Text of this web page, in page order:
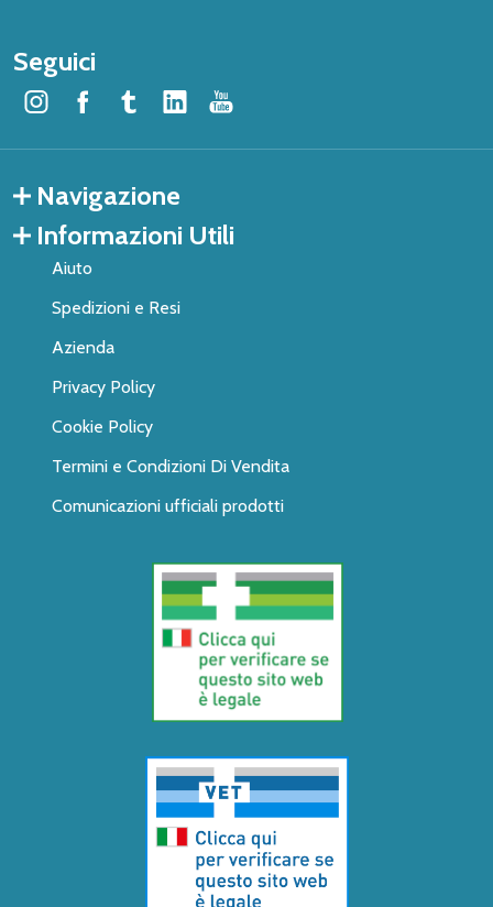
Seguici
Navigazione
Informazioni Utili
Aiuto
Spedizioni e Resi
Azienda
Privacy Policy
Cookie Policy
Termini e Condizioni Di Vendita
Comunicazioni ufficiali prodotti